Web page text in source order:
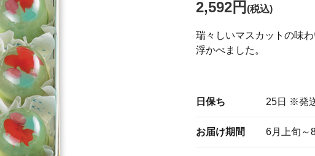
瑞々しいマスカットの味
浮かべました。
2,592円 (税込)
日保ち 25日 ※発
お届け期間 6月上旬～